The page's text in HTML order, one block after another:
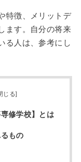
特徴、メリットデ
ます。自分の将来
る人は、参考にし
じる]
修学校】とは
もの